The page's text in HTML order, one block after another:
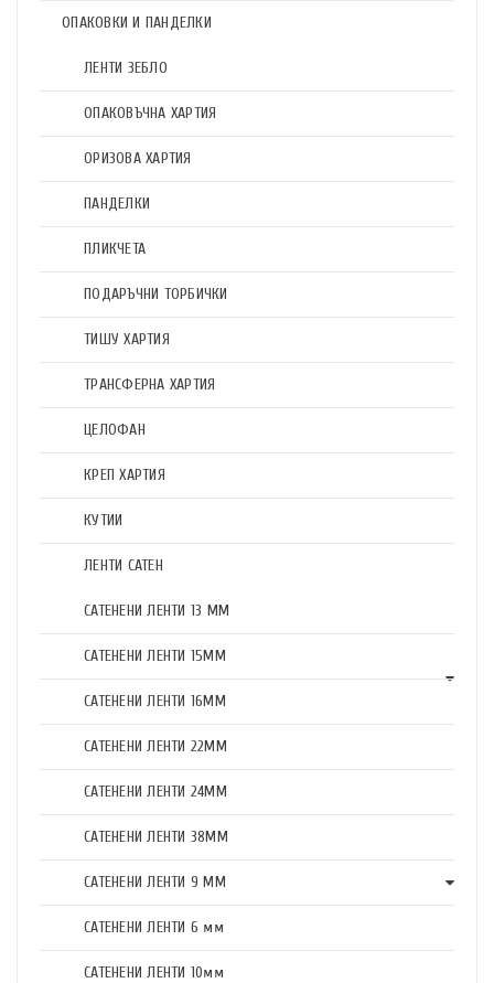
ОПАКОВКИ И ПАНДЕЛКИ
ЛЕНТИ ЗЕБЛО
ОПАКОВЪЧНА ХАРТИЯ
ОРИЗОВА ХАРТИЯ
ПАНДЕЛКИ
ПЛИКЧЕТА
ПОДАРЪЧНИ ТОРБИЧКИ
ТИШУ ХАРТИЯ
ТРАНСФЕРНА ХАРТИЯ
ЦЕЛОФАН
КРЕП ХАРТИЯ
КУТИИ
ЛЕНТИ САТЕН
САТЕНЕНИ ЛЕНТИ 13 ММ
САТЕНЕНИ ЛЕНТИ 15ММ
САТЕНЕНИ ЛЕНТИ 16ММ
САТЕНЕНИ ЛЕНТИ 22ММ
САТЕНЕНИ ЛЕНТИ 24ММ
САТЕНЕНИ ЛЕНТИ 38ММ
САТЕНЕНИ ЛЕНТИ 9 ММ
САТЕНЕНИ ЛЕНТИ 6 мм
САТЕНЕНИ ЛЕНТИ 10мм